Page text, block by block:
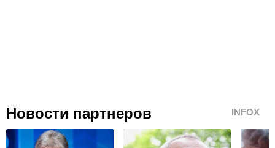
Новости партнеров INFOX